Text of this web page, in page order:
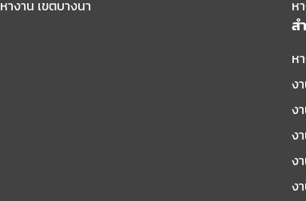
หางาน เขตบางนา
ห
ส
ห
ง
ง
ง
ง
ง